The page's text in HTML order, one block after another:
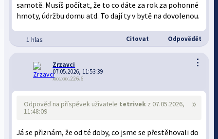
samotě. Musíš počítat, že to co dáte za rok za pohonné
hmoty, údržbu domu atd. To dají ty v bytě na dovolenou.
1 hlas Citovat Odpovědět
⋮
Zrzavci
07.05.2026, 11:53:39
xxx.xxx.226.6
»
Odpověď na příspěvek uživatele tetrivek z 07.05.2026,
11:48:09
Já se přiznám, že od té doby, co jsme se přestěhovali do